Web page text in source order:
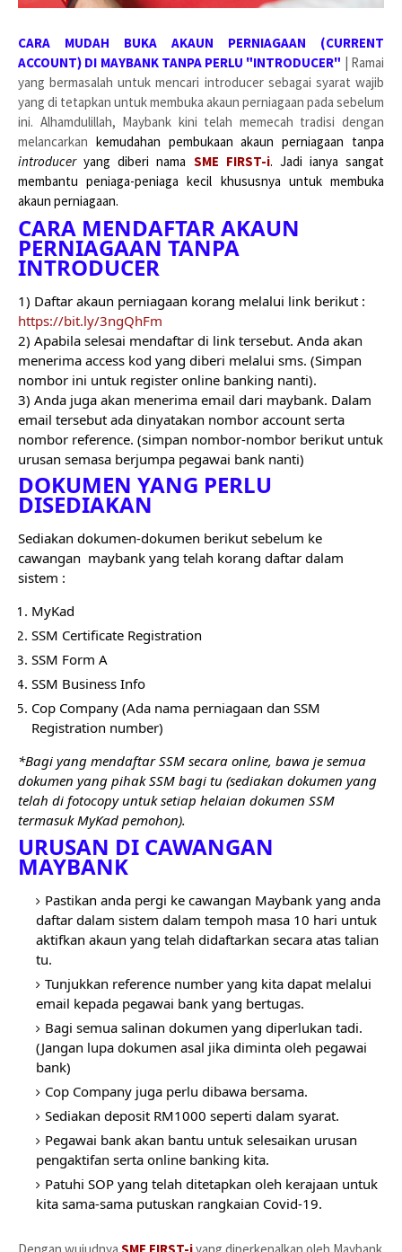
CARA MUDAH BUKA AKAUN PERNIAGAAN (CURRENT
ACCOUNT) DI MAYBANK TANPA PERLU "INTRODUCER" | Ramai
yang bermasalah untuk mencari introducer sebagai syarat wajib
yang di tetapkan untuk membuka akaun perniagaan pada sebelum
ini. Alhamdulillah, Maybank kini telah memecah tradisi dengan
melancarkan
introducer yang diberi nama SME FIRST-i. Jadi ianya sangat
membantu peniaga-peniaga kecil khususnya untuk membuka
akaun perniagaan.
CARA MENDAFTAR AKAUN
PERNIAGAAN TANPA
INTRODUCER
1) Daftar akaun perniagaan korang melalui link berikut :
https://bit.ly/3ngQhFm
2) Apabila selesai mendaftar di link tersebut. Anda akan
menerima access kod yang diberi melalui sms. (Simpan
nombor ini untuk register online banking nanti).
3) Anda juga akan menerima email dari maybank. Dalam
email tersebut ada dinyatakan nombor account serta
nombor reference. (simpan nombor-nombor berikut untuk
urusan semasa berjumpa pegawai bank nanti)
DOKUMEN YANG PERLU
DISEDIAKAN
Sediakan dokumen-dokumen berikut sebelum ke
cawangan  maybank yang telah korang daftar dalam
sistem :
MyKad
SSM Certificate Registration
SSM Form A
SSM Business Info
Cop Company (Ada nama perniagaan dan SSM
Registration number)
*Bagi yang mendaftar SSM secara online, bawa je semua
dokumen yang pihak SSM bagi tu (sediakan dokumen yang
telah di fotocopy untuk setiap helaian dokumen SSM
termasuk MyKad pemohon).
URUSAN DI CAWANGAN
MAYBANK
Pastikan anda pergi ke cawangan Maybank yang anda
daftar dalam sistem dalam tempoh masa 10 hari untuk
aktifkan akaun yang telah didaftarkan secara atas talian
tu.
Tunjukkan reference number yang kita dapat melalui
email kepada pegawai bank yang bertugas.
Bagi semua salinan dokumen yang diperlukan tadi.
(Jangan lupa dokumen asal jika diminta oleh pegawai
bank)
Cop Company juga perlu dibawa bersama.
Sediakan deposit RM1000 seperti dalam syarat.
Pegawai bank akan bantu untuk selesaikan urusan
pengaktifan serta online banking kita.
Patuhi SOP yang telah ditetapkan oleh kerajaan untuk
kita sama-sama putuskan rangkaian Covid-19.